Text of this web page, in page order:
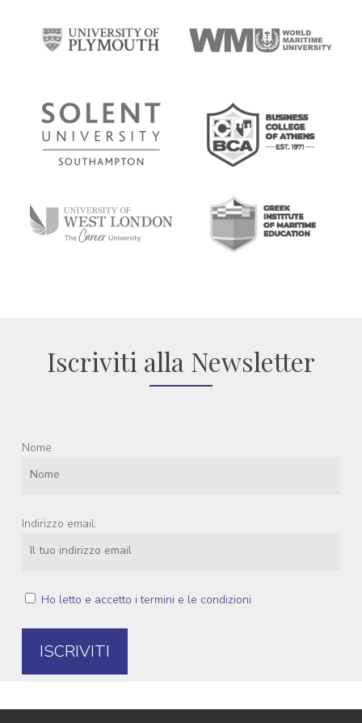
Iscriviti alla Newsletter
Nome
Indirizzo email:
Ho letto e accetto i termini e le condizioni